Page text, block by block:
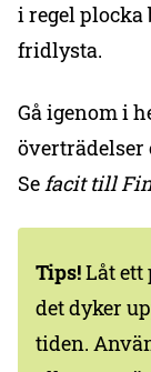
i regel plocka
fridlysta.
Gå igenom i
överträdelser
Sefacit till
Tips!Låt ett
det dyker
tiden.